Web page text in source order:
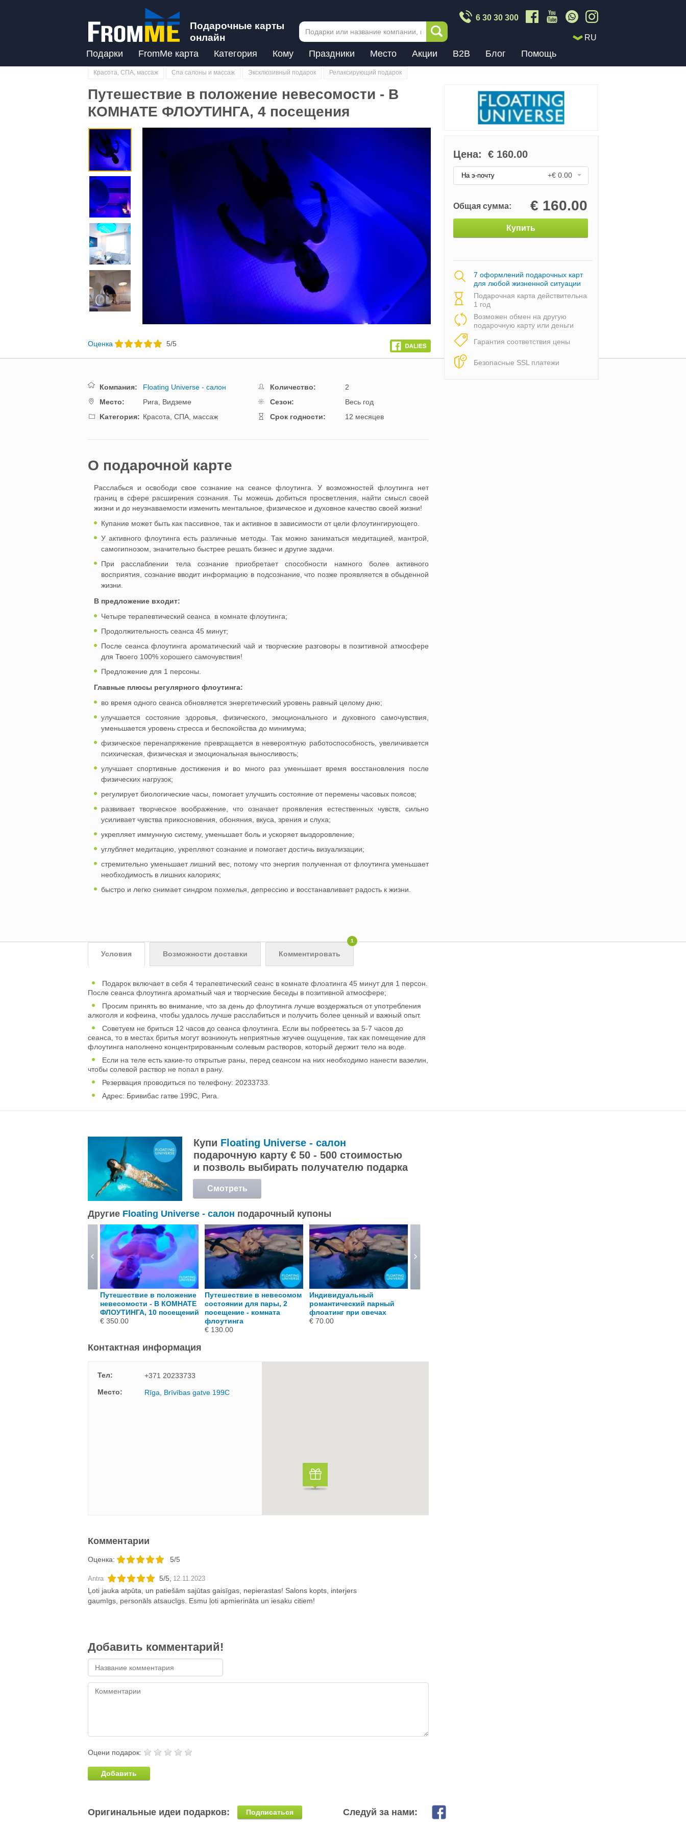
Подарочные карты
онлайн
6 30 30 300
RU
Подарки FromMe карта Категория Кому Праздники Место Акции B2B Блог Помощь
Красота, СПА, массаж Спа салоны и массаж Эксклюзивный подарок Релаксирующий подарок
Путешествие в положение невесомости - В
КОМНАТЕ ФЛОУТИНГА, 4 посещения
Next
Oценка 5/5
Цена: € 160.00
На э-почту +€ 0.00
Общая сумма: € 160.00
Купить
7 оформлений подарочных карт
для любой жизненной ситуации
Подарочная карта действительна
1 год
Возможен обмен на другую
подарочную карту или деньги
Гарантия соответствия цены
Безопасные SSL платежи
Компания:
Floating Universe - салон
Mестo:
Рига,
Видземе
Kатегория: Красота, СПА, массаж
Количество:
2
Cезон:
Весь год
Cрок годности:
12 месяцев
O подарочной картe
Расслабься и освободи свое сознание на сеансе флоутинга. У возможностей флоутинга нет
границ в сфере расширения сознания. Ты можешь добиться просветления, найти смысл своей
жизни и до неузнаваемости изменить ментальное, физическое и духовное качество своей жизни!
Купание может быть как пассивное, так и активное в зависимости от цели флоутингирующего.
У активного флоутинга есть различные методы. Так можно заниматься медитацией, мантрой,
самогипнозом, значительно быстрее решать бизнес и другие задачи.
При расслаблении тела сознание приобретает способности намного более активного
восприятия, сознание вводит информацию в подсознание, что позже проявляется в обыденной
жизни.
В предложение входит:
Четыре терапевтический сеанса в комнате флоутинга;
Продолжительность сеанса 45 минут;
После сеанса флоутинга ароматический чай и творческие разговоры в позитивной атмосфере
для Твоего 100% хорошего самочувствия!
Предложение для 1 персоны.
Главные плюсы регулярного флоутинга:
во время одного сеанса обновляется энергетический уровень равный целому дню;
улучшается состояние здоровья, физического, эмоционального и духовного самочувствия,
уменьшается уровень стресса и беспокойства до минимума;
физическое перенапряжение превращается в невероятную работоспособность, увеличивается
психическая, физическая и эмоциональная выносливость;
улучшает спортивные достижения и во много раз уменьшает время восстановления после
физических нагрузок;
регулирует биологические часы, помогает улучшить состояние от перемены часовых поясов;
развивает творческое воображение, что означает проявления естественных чувств, сильно
усиливает чувства прикосновения, обоняния, вкуса, зрения и слуха;
укрепляет иммунную систему, уменьшает боль и ускоряет выздоровление;
углубляет медитацию, укрепляют сознание и помогает достичь визуализации;
стремительно уменьшает лишний вес, потому что энергия полученная от флоутинга уменьшает
необходимость в лишних калориях;
быстро и легко снимает синдром похмелья, депрессию и восстанавливает радость к жизни.
Условия Возможности доставки Комментировать
1
Подарок включает в себя 4 терапевтический сеанс в комнате флоатинга 45 минут для 1 персон.
После сеанса флоутинга ароматный чая и творческие беседы в позитивной атмосфере;
Просим принять во внимание, что за день до флоутинга лучше воздержаться от употребления
алкоголя и кофеина, чтобы удалось лучше расслабиться и получить более ценный и важный опыт.
Советуем не бриться 12 часов до сеанса флоутинга. Если вы побреетесь за 5-7 часов до
сеанса, то в местах бритья могут возникнуть неприятные жгучее ощущение, так как помещение для
флоутинга наполнено концентрированным солевым растворов, который держит тело на воде.
Если на теле есть какие-то открытые раны, перед сеансом на них необходимо нанести вазелин,
чтобы солевой раствор не попал в рану.
Резервация проводиться по телефону: 20233733.
Адрес: Бривибас гатве 199C, Рига.
Купи Floating Universe - салон
подарочную карту € 50 - 500 стоимостью
и позволь выбирать получателю подарка
Смотреть
Другие Floating Universe - салон подарочный купоны
Путешествие в положение
невесомости - В КОМНАТЕ
ФЛОУТИНГА, 10 посещений
€ 350.00
Путешествие в невесомом
состоянии для пары, 2
посещение - комната
флоутинга
€ 130.00
Индивидуальный
романтический парный
флоатинг при свечах
€ 70.00
Контактная информация
Тел:
+371 20233733
Mесто:
Rīga, Brīvības gatve 199C
Комментарии
Oценка: 5/5
Antra 5/5 12.11.2023
Ļoti jauka atpūta, un patiešām sajūtas gaisīgas, nepierastas! Salons kopts, interjers
gaumīgs, personāls atsaucīgs. Esmu ļoti apmierināta un iesaku citiem!
Добавить комментарий!
Оцени подарок:
Добавить
Следуй за нами:
Оригинальные идеи подарков: Подписаться